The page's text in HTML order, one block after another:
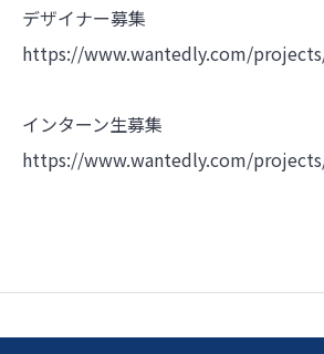
デザイナー募集
https://www.wantedly.com/
インターン生募集
https://www.wantedly.com/